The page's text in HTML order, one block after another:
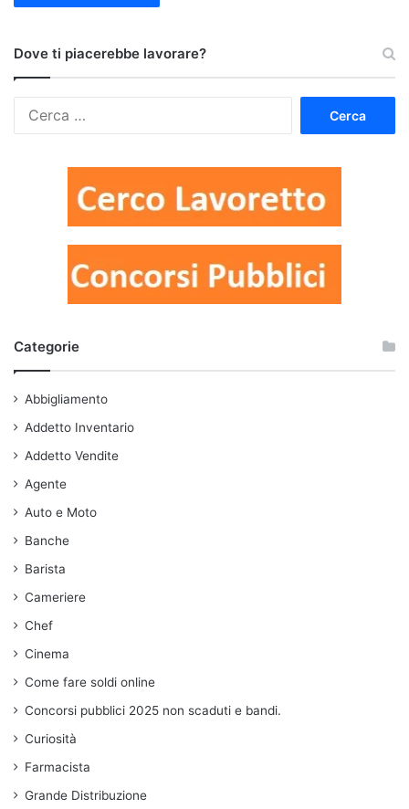
Dove ti piacerebbe lavorare?
Categorie
Abbigliamento
Addetto Inventario
Addetto Vendite
Agente
Auto e Moto
Banche
Barista
Cameriere
Chef
Cinema
Come fare soldi online
Concorsi pubblici 2025 non scaduti e bandi.
Curiosità
Farmacista
Grande Distribuzione